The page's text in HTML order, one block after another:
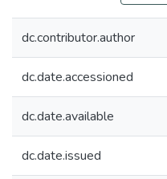
dc.contributor.author
dc.date.accessioned
dc.date.available
dc.date.issued